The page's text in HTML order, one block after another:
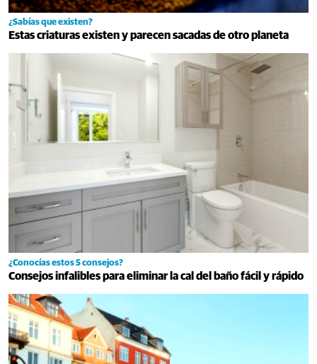
¿Sabías que existen?
Estas criaturas existen y parecen sacadas de otro planeta
¿Conocías estos 5 consejos?
Consejos infalibles para eliminar la cal del baño fácil y rápido